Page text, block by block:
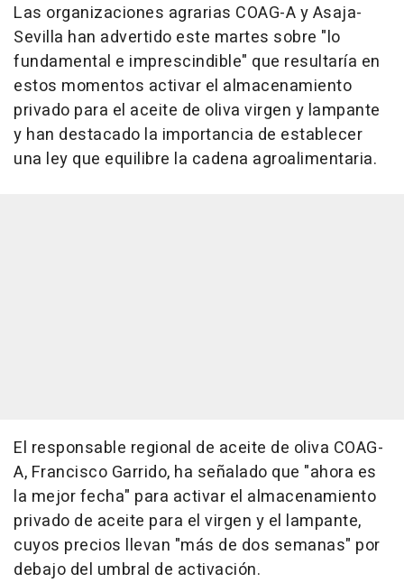
Las organizaciones agrarias COAG-A y Asaja-
Sevilla han advertido este martes sobre "lo
fundamental e imprescindible" que resultaría en
estos momentos activar el almacenamiento
privado para el aceite de oliva virgen y lampante
y han destacado la importancia de establecer
una ley que equilibre la cadena agroalimentaria.
El responsable regional de aceite de oliva COAG-
A, Francisco Garrido, ha señalado que "ahora es
la mejor fecha" para activar el almacenamiento
privado de aceite para el virgen y el lampante,
cuyos precios llevan "más de dos semanas" por
debajo del umbral de activación.